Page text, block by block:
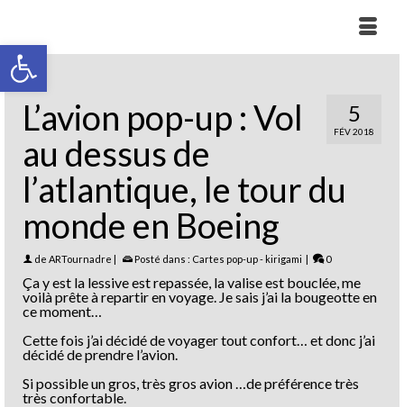
Ouvrir la barre d’outils
5
FÉV 2018
L’avion pop-up : Vol
au dessus de
l’atlantique, le tour du
monde en Boeing
de ARTournadre | Posté dans : Cartes pop-up - kirigami | 0
Ça y est la lessive est repassée, la valise est bouclée, me
voilà prête à repartir en voyage. Je sais j’ai la bougeotte en
ce moment…
Cette fois j’ai décidé de voyager tout confort… et donc j’ai
décidé de prendre l’avion.
Si possible un gros, très gros avion …de préférence très
très confortable.